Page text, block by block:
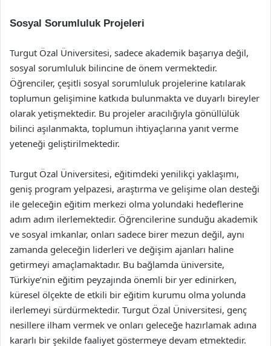
Sosyal Sorumluluk Projeleri
Turgut Özal Üniversitesi, sadece akademik başarıya değil,
sosyal sorumluluk bilincine de önem vermektedir.
Öğrenciler, çeşitli sosyal sorumluluk projelerine katılarak
toplumun gelişimine katkıda bulunmakta ve duyarlı bireyler
olarak yetişmektedir. Bu projeler aracılığıyla gönüllülük
bilinci aşılanmakta, toplumun ihtiyaçlarına yanıt verme
yeteneği geliştirilmektedir.
Turgut Özal Üniversitesi, eğitimdeki yenilikçi yaklaşımı,
geniş program yelpazesi, araştırma ve gelişime olan desteği
ile geleceğin eğitim merkezi olma yolundaki hedeflerine
adım adım ilerlemektedir. Öğrencilerine sunduğu akademik
ve sosyal imkanlar, onları sadece birer mezun değil, aynı
zamanda geleceğin liderleri ve değişim ajanları haline
getirmeyi amaçlamaktadır. Bu bağlamda üniversite,
Türkiye’nin eğitim peyzajında önemli bir yer edinirken,
küresel ölçekte de etkili bir eğitim kurumu olma yolunda
ilerlemeyi sürdürmektedir. Turgut Özal Üniversitesi, genç
nesillere ilham vermek ve onları geleceğe hazırlamak adına
kararlı bir şekilde faaliyet göstermeye devam etmektedir.